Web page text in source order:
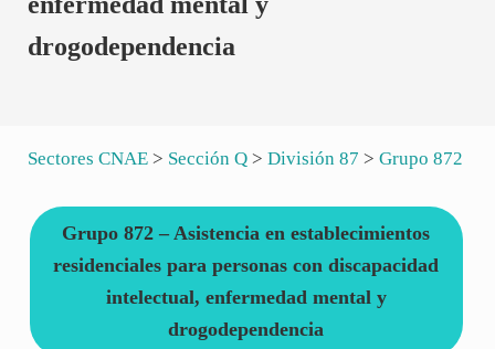
drogodependencia
Sectores CNAE> Sección Q> División 87 > Grupo 872
Grupo 872 – Asistencia en establecimientos
residenciales para personas con discapacidad
intelectual, enfermedad mental y
drogodependencia